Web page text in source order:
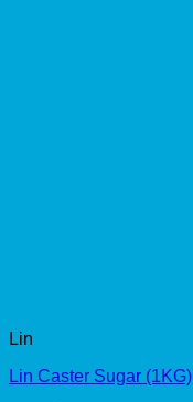
Lin
Lin Caster Sugar (1KG)